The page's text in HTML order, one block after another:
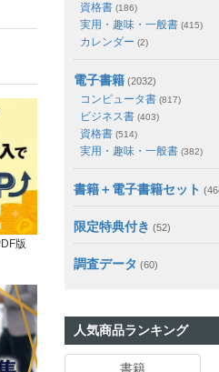
版
資格書 (186)
実用・趣味・一般書 (415)
カレンダー (2)
電子書籍 (2032)
コンピュータ書 (817)
ビジネス書 (403)
資格書 (514)
実用・趣味・一般書 (382)
書籍＋電子書籍セット
限定特典付き (52)
調査データ (60)
人気商品ランキング
書籍